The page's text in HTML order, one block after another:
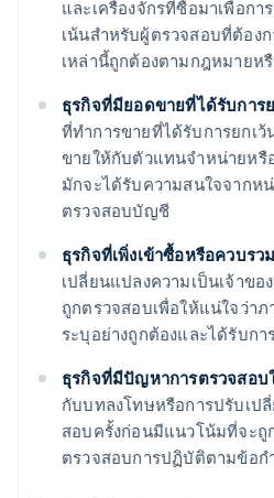
และเครื่องจักรที่ซื้อมาเพื่อกา
เน้นสำหรับผู้ตรวจสอบที่ต้อง
เหล่านี้ถูกต้องตามกฎหมายห
ธุรกิจที่มียอดขายที่ได้รับการ
ที่ทำการขายที่ได้รับการยกเ
ขายให้กับตัวแทนจำหน่ายหรื
มักจะได้รับความสนใจจากห
ตรวจสอบบัญชี
ธุรกิจที่เพิ่งเข้าซื้อหรือควบรว
เปลี่ยนแปลงความเป็นเจ้าขอ
ถูกตรวจสอบเพื่อให้แน่ใจว่า
ระบุอย่างถูกต้องและได้รับกา
ธุรกิจที่มีปัญหาการตรวจสอบ
กับบทลงโทษหรือการปรับเป
สอบครั้งก่อนมีแนวโน้มที่จะถู
ตรวจสอบการปฏิบัติตามข้อก